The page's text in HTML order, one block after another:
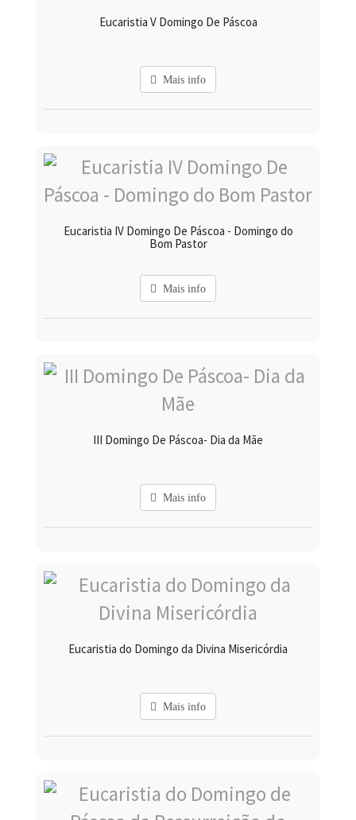
Eucaristia V Domingo De Páscoa
Mais info
Eucaristia IV Domingo De Páscoa - Domingo do
Bom Pastor
Mais info
III Domingo De Páscoa- Dia da Mãe
Mais info
Eucaristia do Domingo da Divina Misericórdia
Mais info